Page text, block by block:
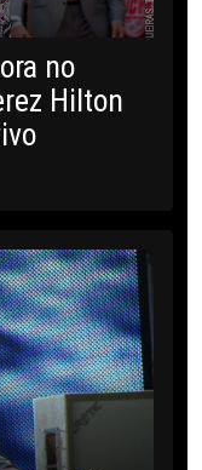
no
Hilton